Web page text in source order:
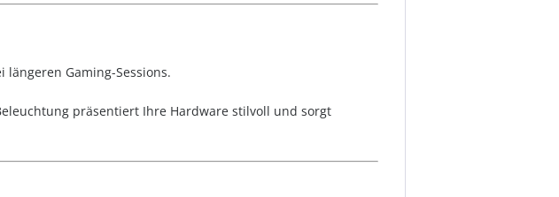
längeren Gaming-Sessions.
präsentiert Ihre Hardware stilvoll und sorgt